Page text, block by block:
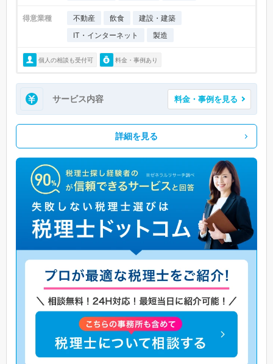
得意業種 不動産 飲食
建設・建築
IT・インターネット
製造
個人の相談も受付可 料金・事例あり
サービス内容 料金・事例を見る
詳細を見る